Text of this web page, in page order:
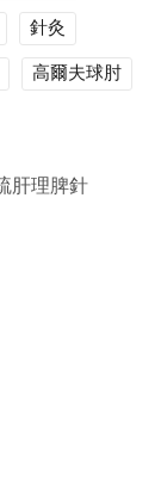
針灸
高爾夫球肘